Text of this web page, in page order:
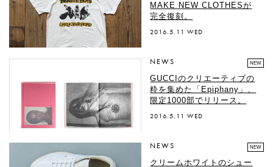
MAKE NEW CLOTHESが
完全復刻。
2016.5.11 WED
NEWS NEW
GUCCIのクリエーティブの
粋を集めた「Epiphany」、
限定1000部でリリース。
2016.5.11 WED
NEWS NEW
クリームホワイトのシュー